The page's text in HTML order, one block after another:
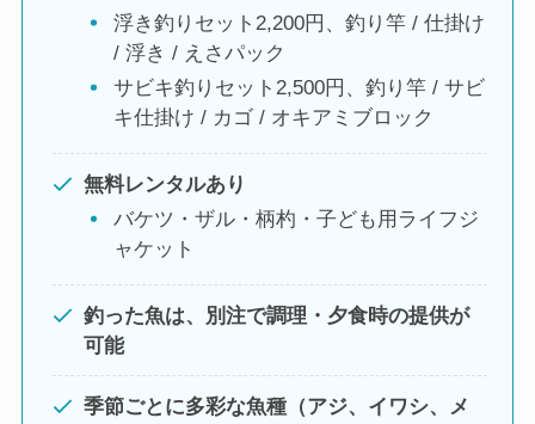
浮き釣りセット2,200円、釣り竿 / 仕掛け
/ 浮き / えさパック
サビキ釣りセット2,500円、釣り竿 / サビ
キ仕掛け / カゴ / オキアミブロック
無料レンタルあり
バケツ・ザル・柄杓・子ども用ライフジ
ャケット
釣った魚は、別注で調理・夕食時の提供が
可能
季節ごとに多彩な魚種（アジ、イワシ、メ